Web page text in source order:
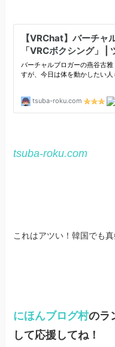
tsuba-roku.com
これはアツい！韓国でも
にほんブログ村のラ
して応援してね！